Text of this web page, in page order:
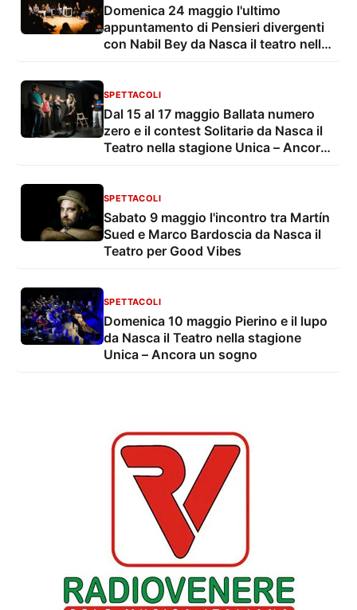
Domenica 24 maggio l'ultimo
appuntamento di Pensieri divergenti
con Nabil Bey da Nasca il teatro nella
SPETTACOLI
Dal 15 al 17 maggio Ballata numero
zero e il contest Solitariə da Nasca il
Teatro nella stagione Unica – Ancora
SPETTACOLI
Sabato 9 maggio l'incontro tra Martín
Sued e Marco Bardoscia da Nasca il
Teatro per Good Vibes
SPETTACOLI
Domenica 10 maggio Pierino e il lupo
da Nasca il Teatro nella stagione
Unica – Ancora un sogno